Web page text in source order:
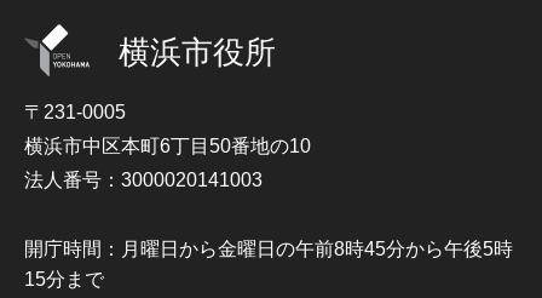
横浜市役所
〒231-0005
横浜市中区本町6丁目50番地の10
法人番号：3000020141003
開庁時間：月曜日から金曜日の午前8時45分から午後5時
15分まで